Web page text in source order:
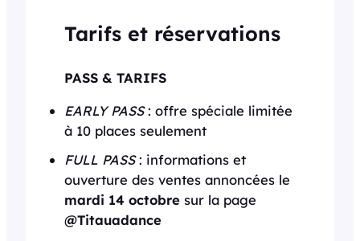
Tarifs et réservations
PASS & TARIFS
EARLY PASS: offre spéciale limitée
à 10 places seulement
FULL PASS: informations et
ouverture des ventes annoncées le
mardi 14 octobre sur la page
@Titauadance